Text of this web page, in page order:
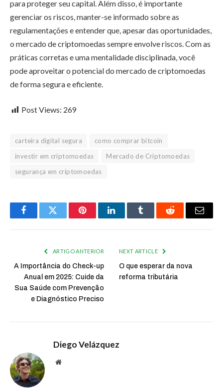
para proteger seu capital. Além disso, é importante
gerenciar os riscos, manter-se informado sobre as
regulamentações e entender que, apesar das oportunidades,
o mercado de criptomoedas sempre envolve riscos. Com as
práticas corretas e uma mentalidade disciplinada, você
pode aproveitar o potencial do mercado de criptomoedas
de forma segura e eficiente.
Post Views: 269
carteira digital segura
como comprar bitcoin
investir em criptomoedas
Mercado de Criptomoedas
segurança em criptomoedas
FacebookTwitter PinterestLinkedInTumblr Reddit Email
ARTIGO ANTERIOR
A Importância do Check-up
Anual em 2025: Cuide da
Sua Saúde com Prevenção
e Diagnóstico Preciso
NEXT ARTICLE
O que esperar da nova
reforma tributária
Diego Velázquez
Website